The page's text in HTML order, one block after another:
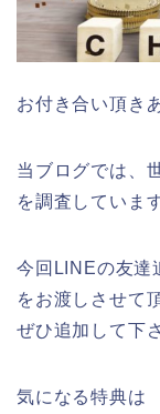
お付き合い頂き
当ブログでは、
を調査しています
今回LINEの友達
をお渡しさせて
ぜひ追加して下
気になる特典は